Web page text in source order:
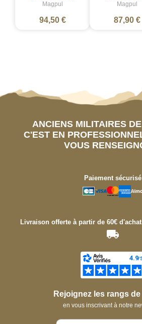
Magpul
94,50 €
Magpul
87,90 €
ANCIENS MILITAIRES
C'EST EN
VOUS
Paiement sécurisé
Livraison offerte à partir de 60€
Rejoignez les rangs
en vous inscrivant à notre